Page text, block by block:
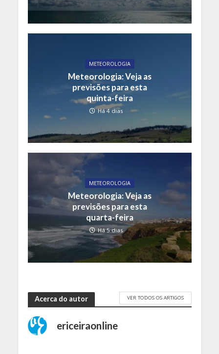
METEOROLOGIA
Meteorologia: Veja as
previsões para esta
quinta-feira
Há 4 dias
METEOROLOGIA
Meteorologia: Veja as
previsões para esta
quarta-feira
Há 5 dias
Acerca do autor VER TODOS OS ARTIGOS
ericeiraonline